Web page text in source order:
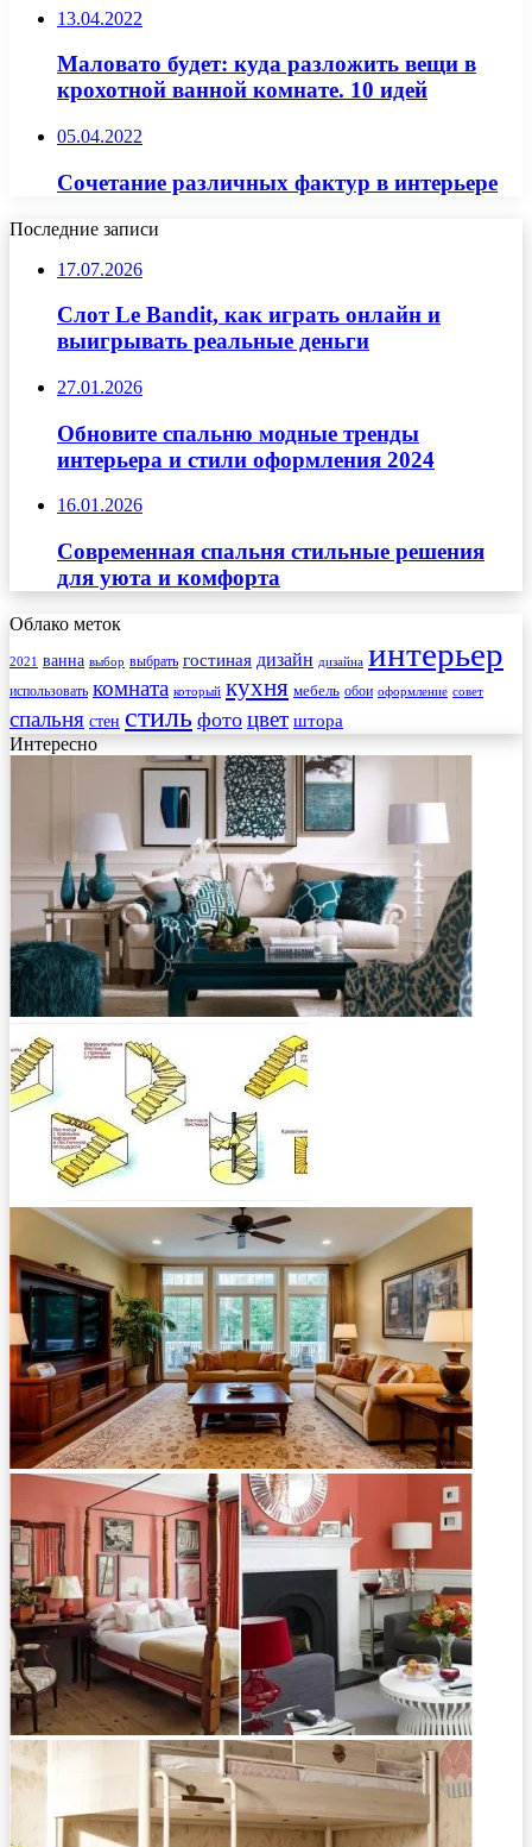
13.04.2022
Маловато будет: куда разложить вещи в
крохотной ванной комнате. 10 идей
05.04.2022
Сочетание различных фактур в интерьере
Последние записи
17.07.2026
Слот Le Bandit, как играть онлайн и
выигрывать реальные деньги
27.01.2026
Обновите спальню модные тренды
интерьера и стили оформления 2024
16.01.2026
Современная спальня стильные решения
для уюта и комфорта
Облако меток
2021 ванна выбор выбрать гостиная дизайн дизайна интерьер
использовать комната который кухня мебель обои оформление совет
спальня стен стиль фото цвет штора
Интересно